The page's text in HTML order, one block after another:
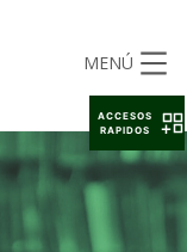
MENÚ
ACCESOS
RAPIDOS